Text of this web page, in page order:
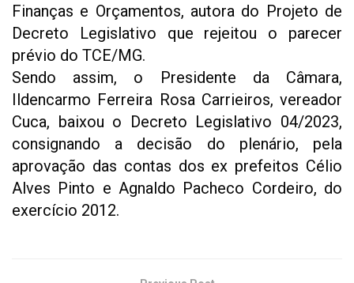
Finanças e Orçamentos, autora do Projeto de
Decreto Legislativo que rejeitou o parecer
prévio do TCE/MG.
Sendo assim, o Presidente da Câmara,
Ildencarmo Ferreira Rosa Carrieiros, vereador
Cuca, baixou o Decreto Legislativo 04/2023,
consignando a decisão do plenário, pela
aprovação das contas dos ex prefeitos Célio
Alves Pinto e Agnaldo Pacheco Cordeiro, do
exercício 2012.